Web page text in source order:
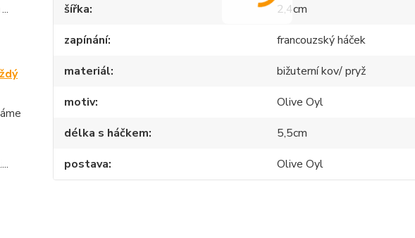
šířka
2,4cm
zapínání
francouzský háček
materiál
bižuterní kov/ pryž
motiv
Olive Oyl
délka s háčkem
5,5cm
postava
Olive Oyl